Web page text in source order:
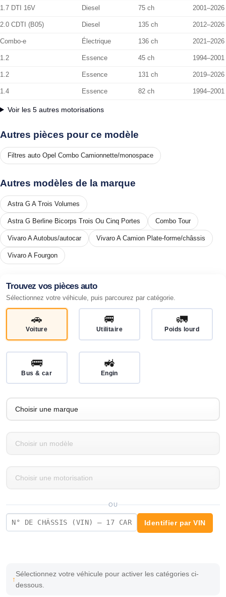
1.7 DTI 16V Diesel 75 ch 2001–2026
2.0 CDTI (B05) Diesel 135 ch 2012–2026
Combo-e Électrique 136 ch 2021–2026
1.2 Essence 45 ch 1994–2001
1.2 Essence 131 ch 2019–2026
1.4 Essence 82 ch 1994–2001
Voir les 5 autres motorisations
Autres pièces pour ce modèle
Filtres auto Opel Combo Camionnette/monospace
Autres modèles de la marque
Astra G A Trois Volumes
Astra G Berline Bicorps Trois Ou Cinq Portes Combo Tour
Vivaro A Autobus/autocar Vivaro A Camion Plate-forme/châssis
Vivaro A Fourgon
Trouvez vos pièces auto
Sélectionnez votre véhicule, puis parcourez par catégorie.
🚗
Voiture
🚐
Utilitaire
🚛
Poids lourd
🚌
Bus & car
🚜
Engin
OU
Identifier par VIN
Sélectionnez votre véhicule pour activer les catégories ci-
dessous.